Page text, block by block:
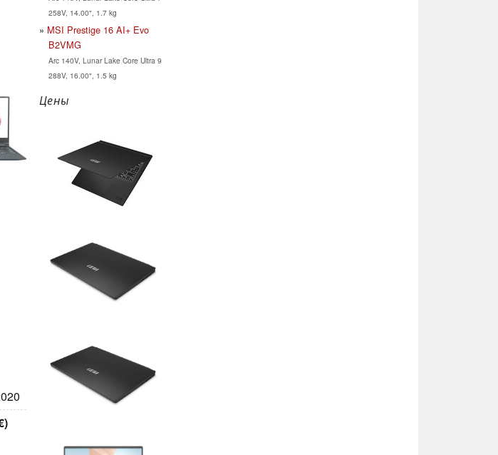
258V, 14.00", 1.7 kg
MSI Prestige 16 AI+ Evo
B2VMG
Arc 140V, Lunar Lake Core Ultra 9
288V, 16.00", 1.5 kg
Цены